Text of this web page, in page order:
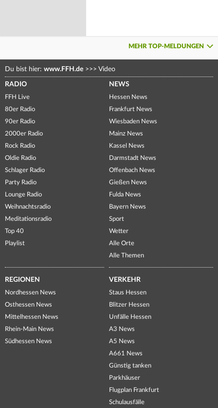
MEHR TOP-MELDUNGEN
Du bist hier: www.FFH.de >>> Video
RADIO
FFH Live
80er Radio
90er Radio
2000er Radio
Rock Radio
Oldie Radio
Schlager Radio
Party Radio
Lounge Radio
Weihnachtsradio
Meditationsradio
Top 40
Playlist
NEWS
Hessen News
Frankfurt News
Wiesbaden News
Mainz News
Kassel News
Darmstadt News
Offenbach News
Gießen News
Fulda News
Bayern News
Sport
Wetter
Alle Orte
Alle Themen
REGIONEN
Nordhessen News
Osthessen News
Mittelhessen News
Rhein-Main News
Südhessen News
VERKEHR
Staus Hessen
Blitzer Hessen
Unfälle Hessen
A3 News
A5 News
A661 News
Günstig tanken
Parkhäuser
Flugplan Frankfurt
Schulausfälle